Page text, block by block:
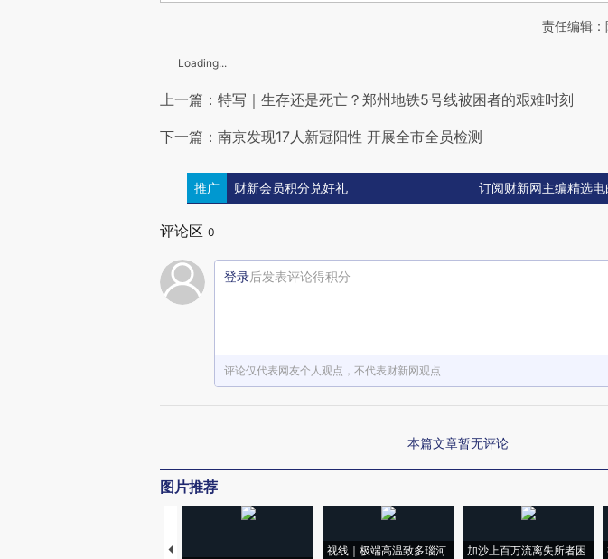
责任编辑
Loading...
上一篇：特写｜生存还是死亡？郑州地铁5号线被困者的艰难时刻
下一篇：南京发现17人新冠阳性 开展全市全员检测
推广 财新会员积分兑好礼 订阅财新网主编精选电
评论区 0
登录后发表评论得积分
评论仅代表网友个人观点，不代表财新网观点
本篇文章暂无评论
图片推荐
视线｜极端高温致多瑙河
加沙上百万流离失所者困